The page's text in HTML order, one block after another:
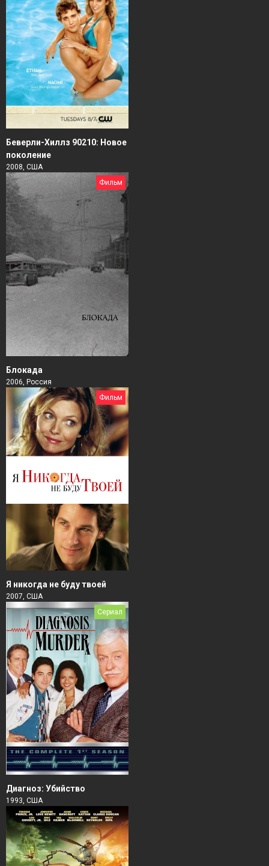
Беверли-Хиллз 90210: Новое
поколение
2008, США
Фильм
Блокада
2006, Россия
Фильм
Я никогда не буду твоей
2007, США
Сериал
Диагноз: Убийство
1993, США